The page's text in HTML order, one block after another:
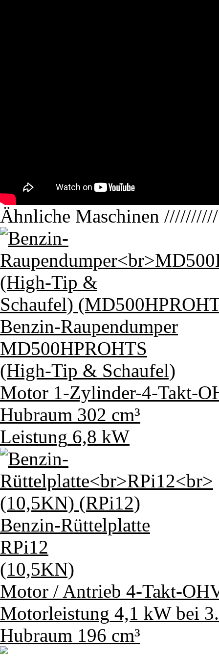
Ähnliche Maschinen //////////
Benzin-Raupendumper
MD500HPROHTS
(High-Tip & Schaufel)
Motor 1-Zylinder-4-Takt-
Hubraum 302 cm³
Leistung 6,8 kW
Benzin-Rüttelplatte
RPi12
(10,5KN)
Motor / Antrieb 4-Takt-
Motorleistung 4,1 kW bei
Hubraum 196 cm³